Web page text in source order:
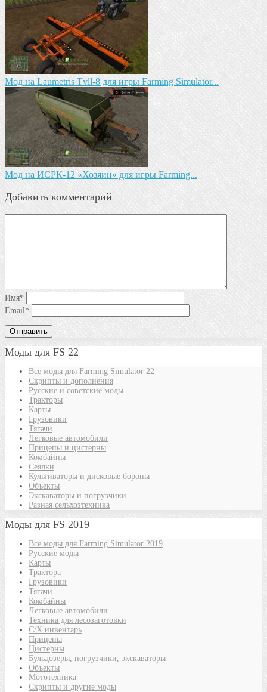
Мод на Laumetris Tvll-8 для игры Farming Simulator...
Мод на ИСРК-12 «Хозяин» для игры Farming...
Добавить комментарий
Имя*
Email*
Моды для FS 22
Все моды для Farming Simulator 22
Скрипты и дополнения
Русские и советские моды
Тракторы
Карты
Грузовики
Тягачи
Легковые автомобили
Прицепы и цистерны
Комбайны
Сеялки
Культиваторы и дисковые бороны
Объекты
Экскаваторы и погрузчики
Разная сельхозтехника
Моды для FS 2019
Все моды для Farming Simulator 2019
Русские моды
Карты
Трактора
Грузовики
Тягачи
Комбайны
Легковые автомобили
Техника для лесозаготовки
С/Х инвентарь
Прицепы
Цистерны
Бульдозеры, погрузчики, экскаваторы
Объекты
Мототехника
Скрипты и другие моды